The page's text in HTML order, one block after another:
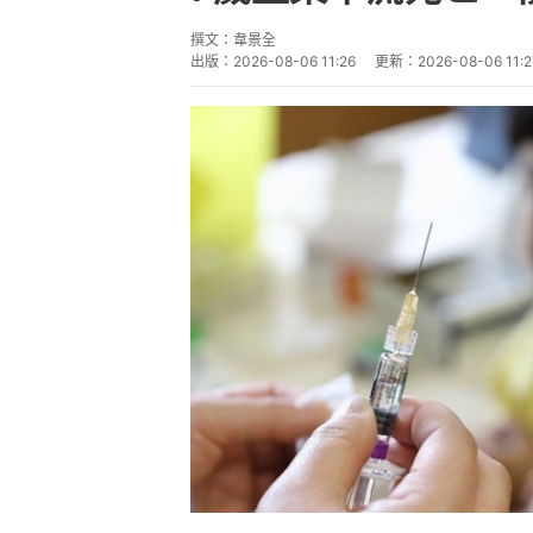
撰文： 韋景全
出版： 2026-08-06 11:26 更新： 2026-08-06